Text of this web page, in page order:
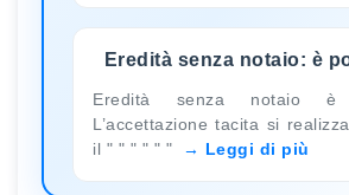
Eredità senza notaio: è
Eredità senza notaio è
L’accettazione tacita si
il " " " " " "
Leggi di più